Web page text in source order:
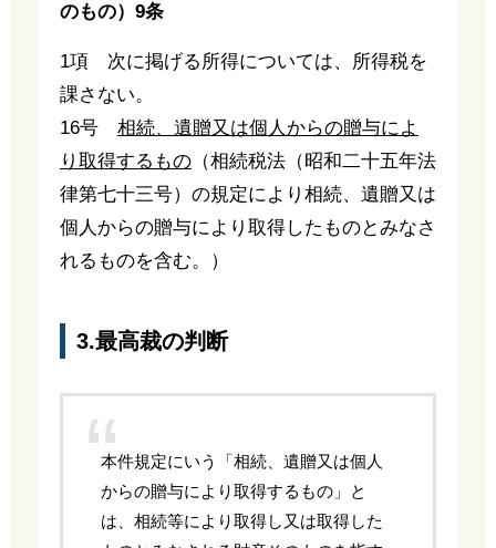
のもの）9条
1項 次に掲げる所得については、所得税を
課さない。
16号 相続、遺贈又は個人からの贈与によ
り取得するもの（相続税法（昭和二十五年法
律第七十三号）の規定により相続、遺贈又は
個人からの贈与により取得したものとみなさ
れるものを含む。）
3.最高裁の判断
本件規定にいう「相続、遺贈又は個人
からの贈与により取得するもの」と
は、相続等により取得し又は取得した